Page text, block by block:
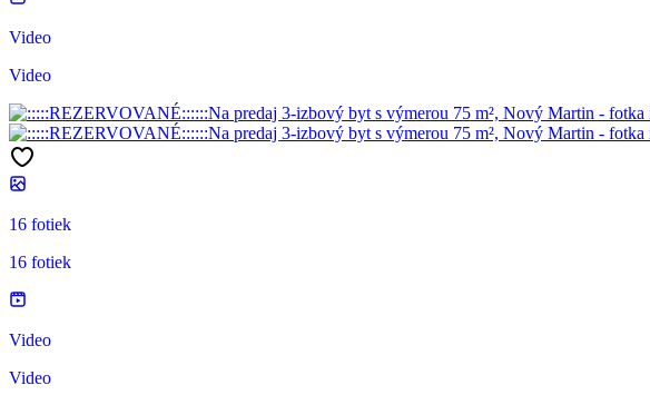
Video
Video
16 fotiek
16 fotiek
Video
Video